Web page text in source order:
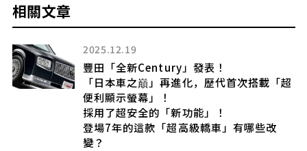
相關文章
2025.12.19
豐田「全新Century」發表！
「日本車之巔」再進化，歷代首次搭載「超
便利顯示螢幕」！
採用了超安全的「新功能」！
登場7年的這款「超高級轎車」有哪些改
變？